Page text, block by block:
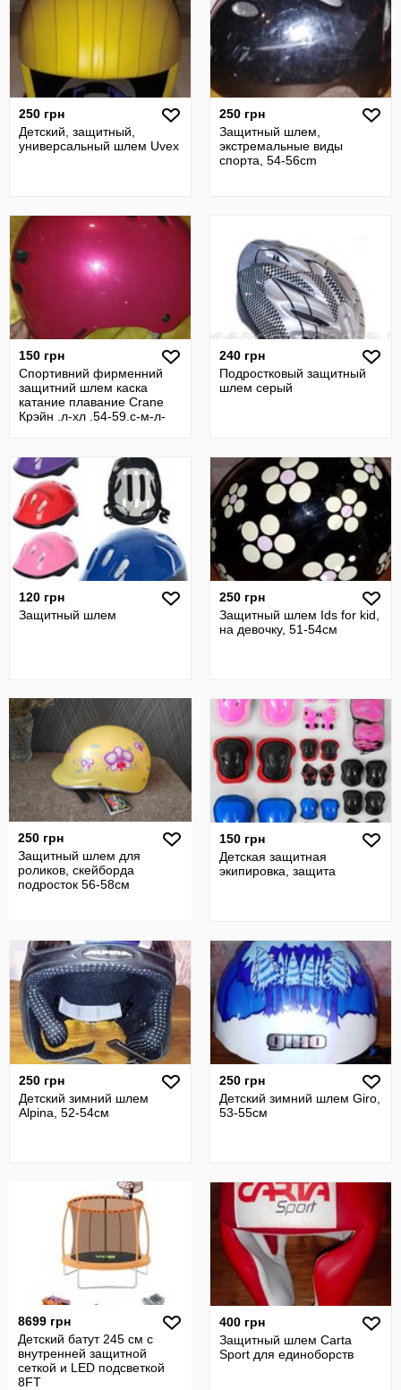
250 грн
Детский, защитный,
универсальный шлем Uvex
250 грн
Защитный шлем,
экстремальные виды
спорта, 54-56cm
150 грн
Спортивний фирменний
защитний шлем каска
катание плавание Crane
Крэйн .л-хл .54-59.с-м-л-
240 грн
Подростковый защитный
шлем серый
120 грн
Защитный шлем
250 грн
Защитный шлем Ids fоr kid,
на девочку, 51-54см
250 грн
Защитный шлем для
роликов, скейборда
подросток 56-58см
150 грн
Детская защитная
экипировка, защита
250 грн
Детский зимний шлем
Alpina, 52-54см
250 грн
Детский зимний шлем Giro,
53-55см
8699 грн
Детский батут 245 см с
внутренней защитной
сеткой и LED подсветкой
8FT
400 грн
Защитный шлем Cartа
Sport для единоборств